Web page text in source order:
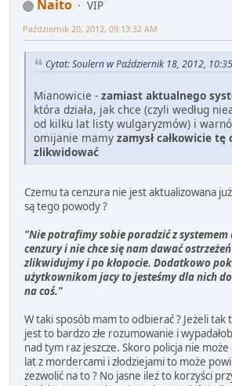
Naito
VIP
Październik 20, 2012, 09:13:32 AM
Cytat: Soulern w Październik 18, 2012,
Mianowicie - zamiast aktualnego
która działa, jak chce (czyli według
od kilku lat listy wulgaryzmów) i
omijanie mamy zamysł całkowicie tę
zlikwidować
Czemu ta cenzura nie jest aktualizowana
są tego powody ?
"Nie potrafimy sobie poradzić z
cenzury i nie chce się nam dawać
zlikwidujmy i po kłopocie. Dodatkowo
użytkownikom jacy to jesteśmy dla nich
na coś."
W taki sposób mam to odbierać ? Jeżeli tak
jest to bardzo złe rozumowanie i
nad tym raz jeszcze. Skoro policja nie
lat z mordercami i złodziejami to może
zezwolić na to ? No jasne ileż to korzyści